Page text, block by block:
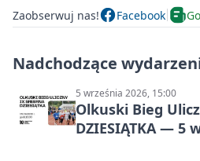
Zaobserwuj nas! Facebook
Nadchodzące
5 września 2026, 15:00
Olkuski Bieg
DZIESIĄTKA — 5